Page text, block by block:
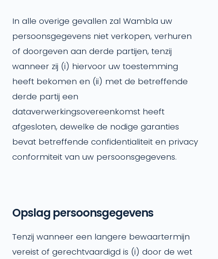
In alle overige gevallen zal Wambla uw
persoonsgegevens niet verkopen, verhuren
of doorgeven aan derde partijen, tenzij
wanneer zij (i) hiervoor uw toestemming
heeft bekomen en (ii) met de betreffende
derde partij een
dataverwerkingsovereenkomst heeft
afgesloten, dewelke de nodige garanties
bevat betreffende confidentialiteit en privacy
conformiteit van uw persoonsgegevens.
Opslag persoonsgegevens
Tenzij wanneer een langere bewaartermijn
vereist of gerechtvaardigd is (i) door de wet